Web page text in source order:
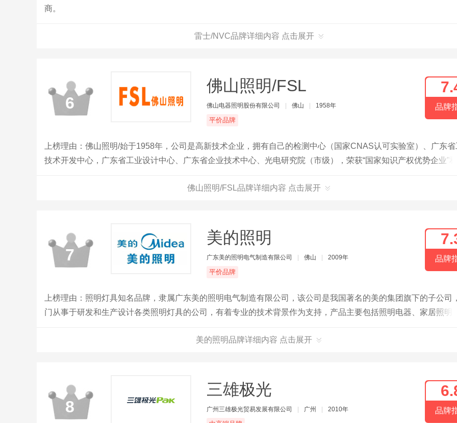
商。
雷士/NVC品牌详细内容 点击展开
6
佛山照明/FSL
佛山电器照明股份有限公司 佛山 1958年
平价品牌
品牌
上榜理由：佛山照明/始于1958年，公司是高新技术企业，拥有自己的检测中心（国家CNAS认可实验室）、广东省
技术开发中心，广东省工业设计中心、广东省企业技术中心、光电研究院（市级），荣获“国家知识产权优势企业”
佛山照明/FSL品牌详细内容 点击展开
7
美的照明
广东美的照明电气制造有限公司 佛山 2009年
平价品牌
品牌
上榜理由：照明灯具知名品牌，隶属广东美的照明电气制造有限公司，该公司是我国著名的美的集团旗下的子公司
门从事于研发和生产设计各类照明灯具的公司，有着专业的技术背景作为支持，产品主要包括照明电器、家居照明
美的照明品牌详细内容 点击展开
8
三雄极光
广州三雄极光贸易发展有限公司 广州 2010年 品牌